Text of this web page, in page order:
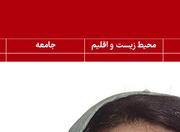
محیط زیست و اقلیم جامعه